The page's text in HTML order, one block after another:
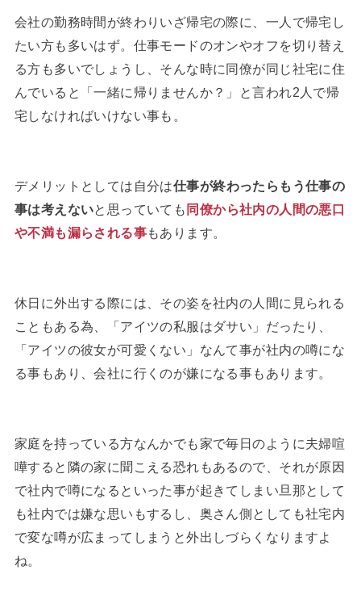
会社の勤務時間が終わりいざ帰宅の際に、一人で帰宅し
たい方も多いはず。仕事モードのオンやオフを切り替え
る方も多いでしょうし、そんな時に同僚が同じ社宅に住
んでいると「一緒に帰りませんか？」と言われ2人で帰
宅しなければいけない事も。
デメリットとしては自分は仕事が終わったらもう仕事の
事は考えないと思っていても 同僚から社内の人間の悪口
や不満も漏らされる事もあります。
休日に外出する際には、その姿を社内の人間に見られる
こともある為、「アイツの私服はダサい」だったり、
「アイツの彼女が可愛くない」なんて事が社内の噂にな
る事もあり、会社に行くのが嫌になる事もあります。
家庭を持っている方なんかでも家で毎日のように夫婦喧
嘩すると隣の家に聞こえる恐れもあるので、それが原因
で社内で噂になるといった事が起きてしまい旦那として
も社内では嫌な思いもするし、奥さん側としても社宅内
で変な噂が広まってしまうと外出しづらくなりますよ
ね。